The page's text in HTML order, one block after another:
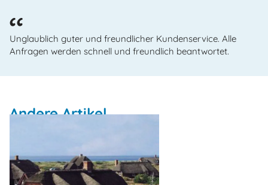
Unglaublich guter und freundlicher Kundenservice. Alle
Anfragen werden schnell und freundlich beantwortet.
Andere Artikel